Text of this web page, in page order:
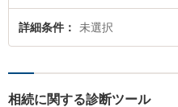
詳細条件 未選択
相続に関する診断ツール